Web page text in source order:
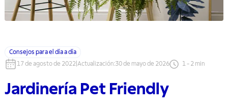
Consejos para el día a día
17 de agosto de 2022 Actualización:30 de mayo de 2026 1- 2 min
Jardinería Pet Friendly